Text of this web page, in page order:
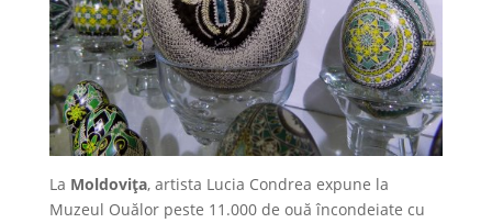
La Moldoviţa, artista Lucia Condrea expune la
Muzeul Ouălor peste 11.000 de ouă încondeiate cu